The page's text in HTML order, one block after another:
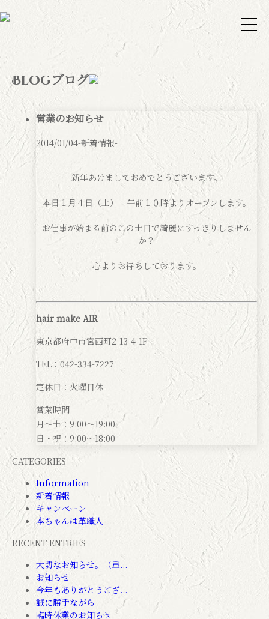
Blogブログ
営業のお知らせ
2014/01/04-新着情報-
新年あけましておめでとうございます。
本日１月４日（土） 午前１０時よりオープンします。
お仕事が始まる前のこの土日で綺麗にすっきりしません
か？
心よりお待ちしております。
hair make AIR
東京都府中市宮西町2-13-4-1F
TEL：042-334-7227
定休日：火曜日休
営業時間
月～土：9:00～19:00
日・祝：9:00～18:00
CATEGORIES
Information
新着情報
キャンペーン
本ちゃんは革職人
RECENT ENTRIES
大切なお知らせ。（重...
お知らせ
今年もありがとうござ...
誠に勝手ながら
臨時休業のお知らせ